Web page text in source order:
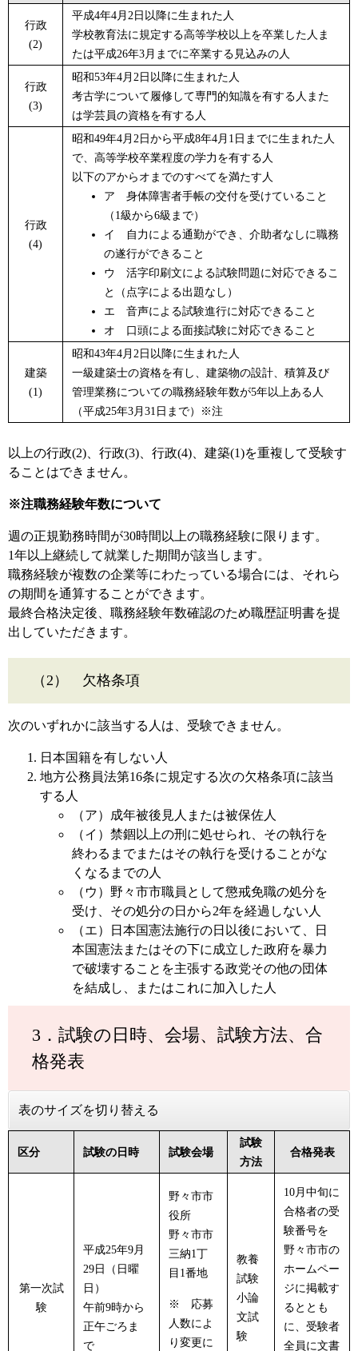
行政
(2)
平成4年4月2日以降に生まれた人
学校教育法に規定する高等学校以上を卒業した人ま
たは平成26年3月までに卒業する見込みの人
行政
(3)
昭和53年4月2日以降に生まれた人
考古学について履修して専門的知識を有する人また
は学芸員の資格を有する人
行政
(4)
昭和49年4月2日から平成8年4月1日までに生まれた人
で、高等学校卒業程度の学力を有する人
以下のアからオまでのすべてを満たす人
ア 身体障害者手帳の交付を受けていること
（1級から6級まで）
イ 自力による通勤ができ、介助者なしに職務
の遂行ができること
ウ 活字印刷文による試験問題に対応できるこ
と（点字による出題なし）
エ 音声による試験進行に対応できること
オ 口頭による面接試験に対応できること
建築
(1)
昭和43年4月2日以降に生まれた人
一級建築士の資格を有し、建築物の設計、積算及び
管理業務についての職務経験年数が5年以上ある人
（平成25年3月31日まで）※注
以上の行政(2)、行政(3)、行政(4)、建築(1)を重複して受験す
ることはできません。
※注職務経験年数について
週の正規勤務時間が30時間以上の職務経験に限ります。
1年以上継続して就業した期間が該当します。
職務経験が複数の企業等にわたっている場合には、それら
の期間を通算することができます。
最終合格決定後、職務経験年数確認のため職歴証明書を提
出していただきます。
（2） 欠格条項
次のいずれかに該当する人は、受験できません。
日本国籍を有しない人
地方公務員法第16条に規定する次の欠格条項に該当
する人
（ア）成年被後見人または被保佐人
（イ）禁錮以上の刑に処せられ、その執行を
終わるまでまたはその執行を受けることがな
くなるまでの人
（ウ）野々市市職員として懲戒免職の処分を
受け、その処分の日から2年を経過しない人
（エ）日本国憲法施行の日以後において、日
本国憲法またはその下に成立した政府を暴力
で破壊することを主張する政党その他の団体
を結成し、またはこれに加入した人
3．試験の日時、会場、試験方法、合
格発表
表のサイズを切り替える
区分 試験の日時 試験会場
試験
方法
合格発表
第一次試
験
平成25年9月
29日（日曜
日）
午前9時から
正午ごろま
で
野々市市
役所
野々市市
三納1丁
目1番地
※ 応募
人数によ
り変更に
教養
試験
小論
文試
験
10月中旬に
合格者の受
験番号を
野々市市の
ホームペー
ジに掲載す
るととも
に、受験者
全員に文書